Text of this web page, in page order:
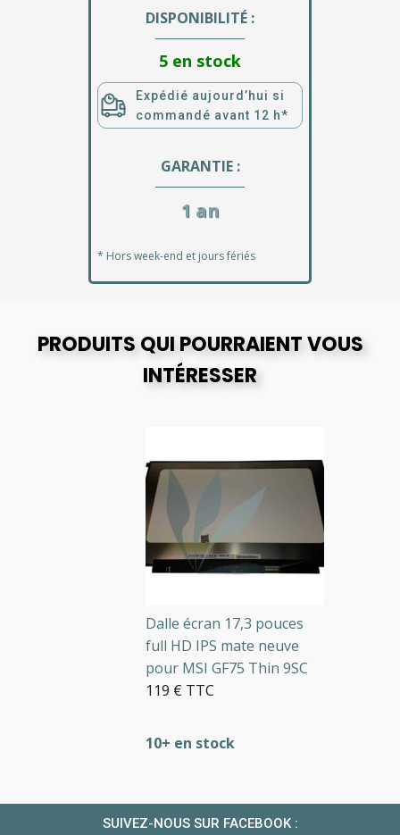
DISPONIBILITÉ :
5 en stock
Expédié aujourd’hui si
commandé avant 12 h*
GARANTIE :
1 an
* Hors week-end et jours fériés
PRODUITS QUI POURRAIENT VOUS
INTÉRESSER
10+ en stock
Dalle écran 17,3 pouces
full HD IPS mate neuve
pour MSI GF75 Thin 9SC
119 € TTC
SUIVEZ-NOUS SUR FACEBOOK :